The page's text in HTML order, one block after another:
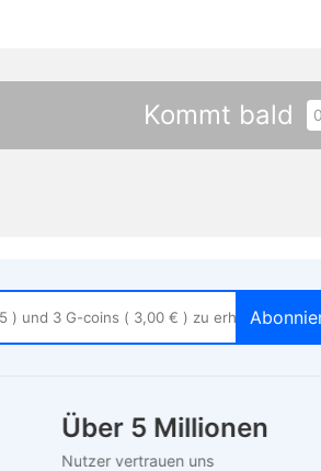
Kommt bald
Über 5 Millionen
Nutzer vertrauen uns